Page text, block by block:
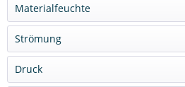
Materialfeuchte
Strömung
Druck